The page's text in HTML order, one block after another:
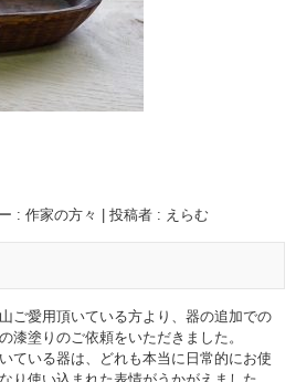
: 作家の方々 投稿者 : えらむ
ご愛用頂いている方より、器の追加での
漆塗りのご依頼をいただきました。
ている器は、どれも本当に日常的にお使